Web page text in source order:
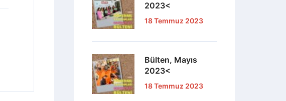
2023<
18 Temmuz 2023
Bülten, Mayıs
2023<
18 Temmuz 2023